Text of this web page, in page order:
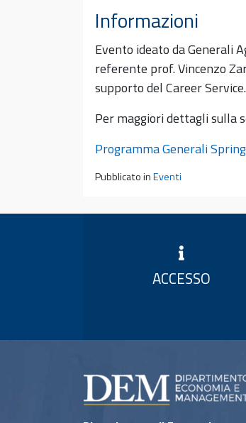
Informazioni
Evento ideato da Generali
referente prof. Vincenzo
supporto del Career Service.
Per maggiori dettagli sulla
Programma Generali
Pubblicato inEventi
ACCESSO